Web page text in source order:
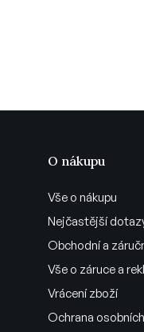
O nákupu
Vše o nákupu
Nejčastější
Obchodní a
Vše o záruce a
Vrácení zboží
Ochrana